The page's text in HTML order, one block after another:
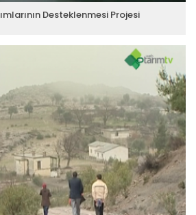
Desteklenmesi Projesi